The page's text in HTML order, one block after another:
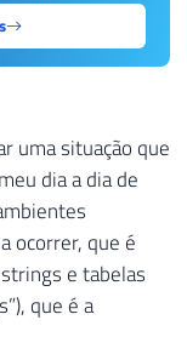
uma situação que
dia a dia de
ocorrer, que é
e tabelas
que é a